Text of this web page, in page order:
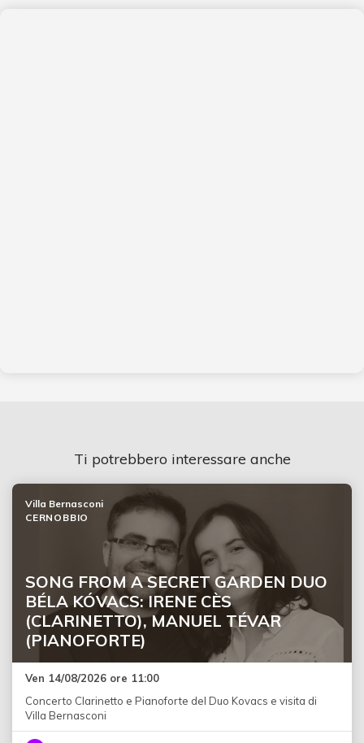
Ti potrebbero interessare anche
SONG FROM A SECRET GARDEN DUO
BÉLA KÓVACS: IRENE CÈS
(CLARINETTO), MANUEL TÉVAR
(PIANOFORTE)
Villa Bernasconi
CERNOBBIO
Ven 14/08/2026 ore 11:00
Concerto Clarinetto e Pianoforte del Duo Kovacs e visita di
Villa Bernasconi